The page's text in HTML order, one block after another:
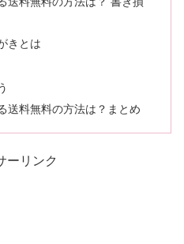
きとは
送料無料の方法は？まとめ
ーリンク